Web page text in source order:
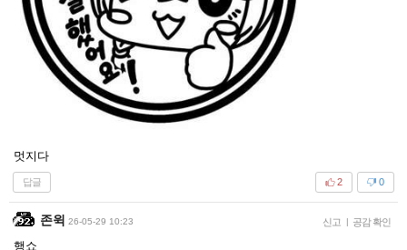
멋지다
답글 0
2
존윅 26-05-29 10:23 신고 | 공감 확인
행쇼